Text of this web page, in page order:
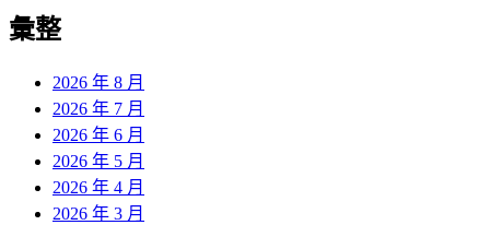
覽
彙整
2026 年 8 月
2026 年 7 月
2026 年 6 月
2026 年 5 月
2026 年 4 月
2026 年 3 月